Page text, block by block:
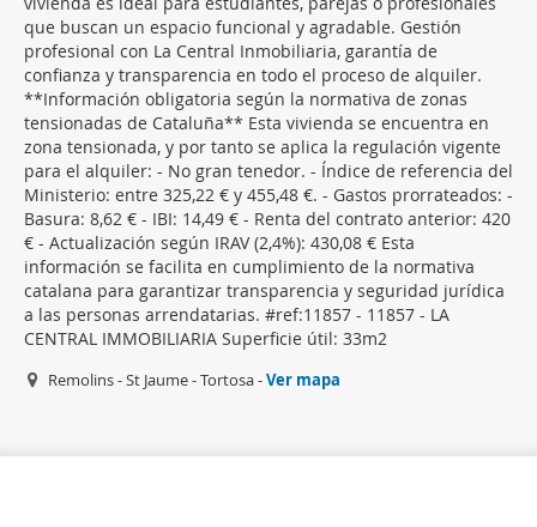
que buscan un espacio funcional y agradable. Gestión
profesional con La Central Inmobiliaria, garantía de
confianza y transparencia en todo el proceso de alquiler.
**Información obligatoria según la normativa de zonas
tensionadas de Cataluña** Esta vivienda se encuentra en
zona tensionada, y por tanto se aplica la regulación vigente
para el alquiler: - No gran tenedor. - Índice de referencia del
Ministerio: entre 325,22 € y 455,48 €. - Gastos prorrateados: -
Basura: 8,62 € - IBI: 14,49 € - Renta del contrato anterior: 420
€ - Actualización según IRAV (2,4%): 430,08 € Esta
información se facilita en cumplimiento de la normativa
catalana para garantizar transparencia y seguridad jurídica
a las personas arrendatarias. #ref:11857 - 11857 - LA
CENTRAL IMMOBILIARIA Superficie útil: 33m2
Remolins - St Jaume - Tortosa -Ver mapa